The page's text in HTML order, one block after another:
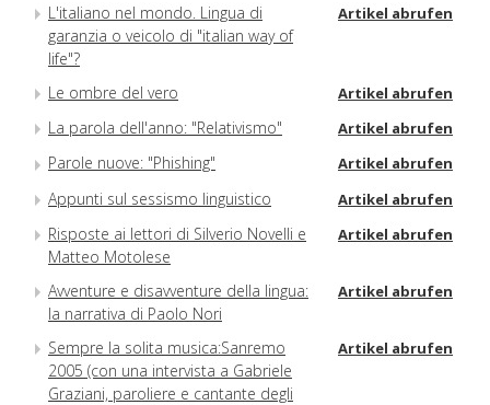
L'italiano nel mondo. Lingua di
garanzia o veicolo di "italian way of
life"?
Artikel abrufen
Le ombre del vero Artikel abrufen
La parola dell'anno: "Relativismo" Artikel abrufen
Parole nuove: "Phishing" Artikel abrufen
Appunti sul sessismo linguistico Artikel abrufen
Risposte ai lettori di Silverio Novelli e
Matteo Motolese
Artikel abrufen
Avventure e disavventure della lingua:
la narrativa di Paolo Nori
Artikel abrufen
Sempre la solita musica:Sanremo
2005 (con una intervista a Gabriele
Graziani, paroliere e cantante degli
Artikel abrufen